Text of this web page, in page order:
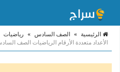
الرئيسية » الصف السادس » رياضيات
الأعداد متعددة الأرقام الرياضيات الصف